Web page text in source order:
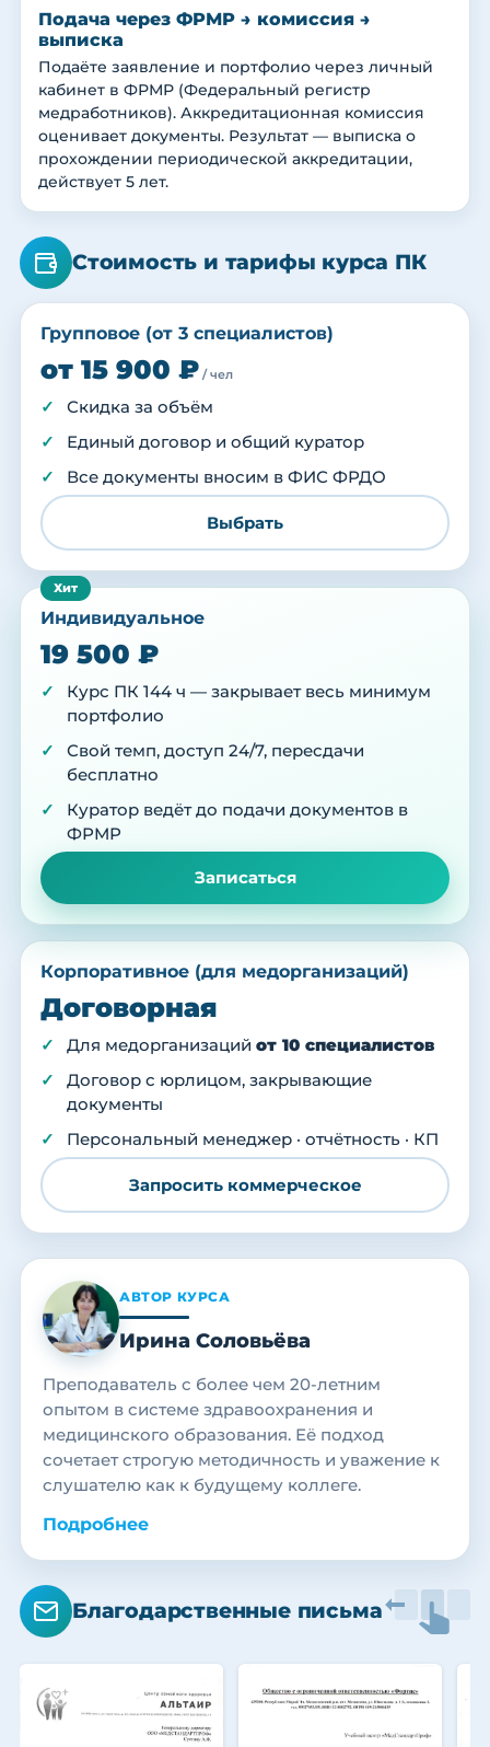
Подача через ФРМР → комиссия →
выписка
Подаёте заявление и портфолио через личный
кабинет в ФРМР (Федеральный регистр
медработников). Аккредитационная комиссия
оценивает документы. Результат — выписка о
прохождении периодической аккредитации,
действует 5 лет.
Стоимость и тарифы курса ПК
Групповое (от 3 специалистов)
от 15 900 ₽ / чел
Скидка за объём
Единый договор и общий куратор
Все документы вносим в ФИС ФРДО
Выбрать
Индивидуальное
19 500 ₽
Курс ПК 144 ч — закрывает весь минимум
портфолио
Свой темп, доступ 24/7, пересдачи
бесплатно
Куратор ведёт до подачи документов в
ФРМР
Записаться
Корпоративное (для медорганизаций)
Договорная
Для медорганизаций от 10 специалистов
Договор с юрлицом, закрывающие
документы
Персональный менеджер · отчётность · КП
Запросить коммерческое
АВТОР КУРСА
Ирина Соловьёва
Преподаватель с более чем 20-летним
опытом в системе здравоохранения и
медицинского образования. Её подход
сочетает строгую методичность и уважение к
слушателю как к будущему коллеге.
Подробнее
Благодарственные письма